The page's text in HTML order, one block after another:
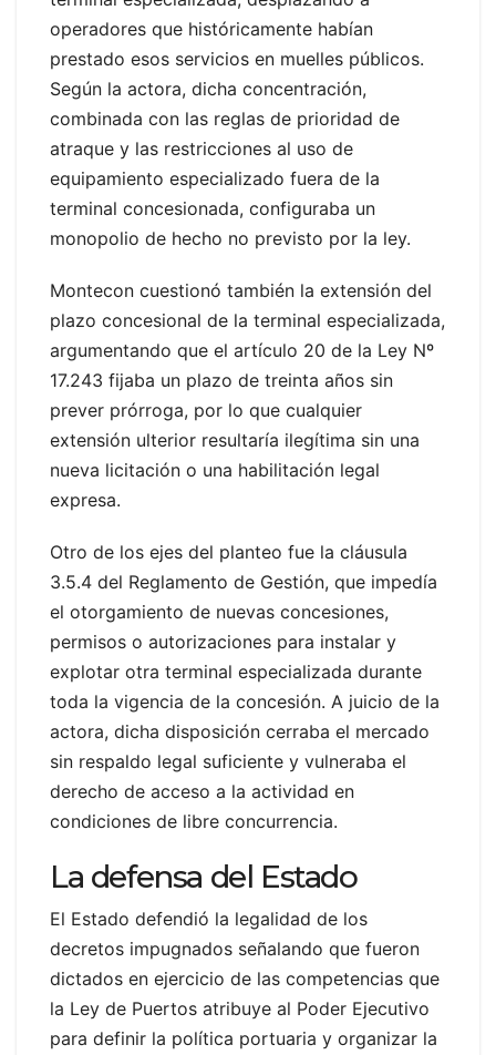
operadores que históricamente habían
prestado esos servicios en muelles públicos.
Según la actora, dicha concentración,
combinada con las reglas de prioridad de
atraque y las restricciones al uso de
equipamiento especializado fuera de la
terminal concesionada, configuraba un
monopolio de hecho no previsto por la ley.
Montecon cuestionó también la extensión del
plazo concesional de la terminal especializada,
argumentando que el artículo 20 de la Ley Nº
17.243 fijaba un plazo de treinta años sin
prever prórroga, por lo que cualquier
extensión ulterior resultaría ilegítima sin una
nueva licitación o una habilitación legal
expresa.
Otro de los ejes del planteo fue la cláusula
3.5.4 del Reglamento de Gestión, que impedía
el otorgamiento de nuevas concesiones,
permisos o autorizaciones para instalar y
explotar otra terminal especializada durante
toda la vigencia de la concesión. A juicio de la
actora, dicha disposición cerraba el mercado
sin respaldo legal suficiente y vulneraba el
derecho de acceso a la actividad en
condiciones de libre concurrencia.
La defensa del Estado
El Estado defendió la legalidad de los
decretos impugnados señalando que fueron
dictados en ejercicio de las competencias que
la Ley de Puertos atribuye al Poder Ejecutivo
para definir la política portuaria y organizar la